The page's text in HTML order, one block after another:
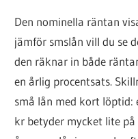
Den nominella räntan
jämför smslån vill du se
den räknar in både
en årlig procentsats.
små lån med kort löptid:
kr betyder mycket lite